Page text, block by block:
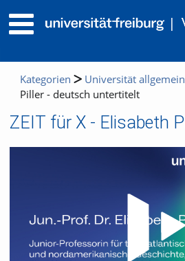
Kategorien Universität allgemein
Piller - deutsch untertitelt